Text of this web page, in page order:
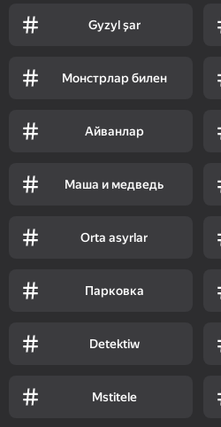
Gyzyl şar
Монстрлар билен
Айванлар
Маша и медведь
Orta asyrlar
Парковка
Detektiw
Mstitele